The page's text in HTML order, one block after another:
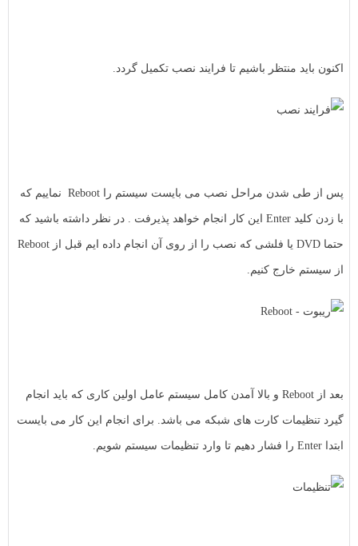
اکنون باید منتظر باشیم تا فرایند نصب تکمیل گردد.
پس از طی شدن مراحل نصب می بایست سیستم را Reboot نماییم که
با زدن کلید Enter این کار انجام خواهد پذیرفت . در نظر داشته باشید که
حتما DVD یا فلشی که نصب را از روی آن انجام داده ایم قبل از Reboot
از سیستم خارج کنیم.
بعد از Reboot و بالا آمدن کامل سیستم عامل اولین کاری که باید انجام
گیرد تنظیمات کارت های شبکه می باشد. برای انجام این کار می بایست
ابتدا Enter را فشار دهیم تا وارد تنظیمات سیستم شویم.